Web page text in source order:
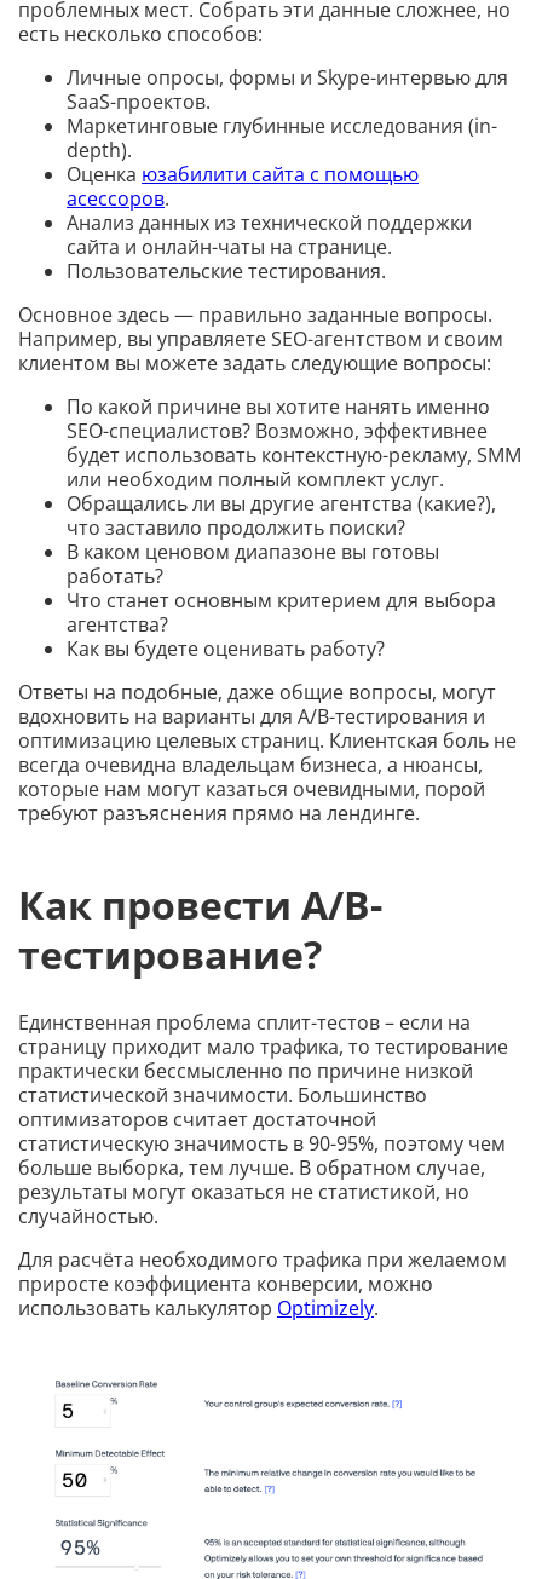
проблемных мест. Собрать эти данные сложнее, но
есть несколько способов:
Личные опросы, формы и Skype-интервью для
SaaS-проектов.
Маркетинговые глубинные исследования (in-
depth).
Оценка юзабилити сайта с помощью
асессоров.
Анализ данных из технической поддержки
сайта и онлайн-чаты на странице.
Пользовательские тестирования.
Основное здесь — правильно заданные вопросы.
Например, вы управляете SEO-агентством и своим
клиентом вы можете задать следующие вопросы:
По какой причине вы хотите нанять именно
SEO-специалистов? Возможно, эффективнее
будет использовать контекстную-рекламу, SMM
или необходим полный комплект услуг.
Обращались ли вы другие агентства (какие?),
что заставило продолжить поиски?
В каком ценовом диапазоне вы готовы
работать?
Что станет основным критерием для выбора
агентства?
Как вы будете оценивать работу?
Ответы на подобные, даже общие вопросы, могут
вдохновить на варианты для A/B-тестирования и
оптимизацию целевых страниц. Клиентская боль не
всегда очевидна владельцам бизнеса, а нюансы,
которые нам могут казаться очевидными, порой
требуют разъяснения прямо на лендинге.
Как провести A/B-
тестирование?
Единственная проблема сплит-тестов – если на
страницу приходит мало трафика, то тестирование
практически бессмысленно по причине низкой
статистической значимости. Большинство
оптимизаторов считает достаточной
статистическую значимость в 90-95%, поэтому чем
больше выборка, тем лучше. В обратном случае,
результаты могут оказаться не статистикой, но
случайностью.
Для расчёта необходимого трафика при желаемом
приросте коэффициента конверсии, можно
использовать калькулятор Optimizely.